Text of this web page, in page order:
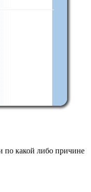
по какой либо причине